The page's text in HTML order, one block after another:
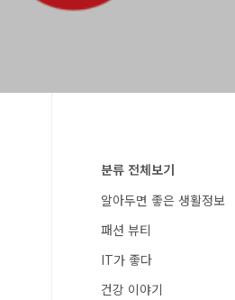
분류 전체보기
알아두면 좋은 생활정보
패션 뷰티
IT가 좋다
건강 이야기